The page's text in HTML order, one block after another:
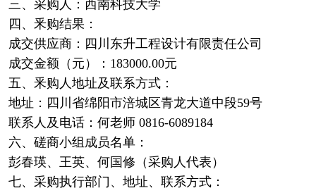
三、采购人：西南科技大学
四、釆购结果：
成交供应商：四川东升工程设计有限责任公司
成交金额（元）：183000.00元
五、釆购人地址及联系方式：
地址：四川省绵阳市涪城区青龙大道中段59号
联系人及电话：何老师 0816-6089184
六、磋商小组成员名单：
彭春瑛、王英、何国修（采购人代表）
七、采购执行部门、地址、联系方式：